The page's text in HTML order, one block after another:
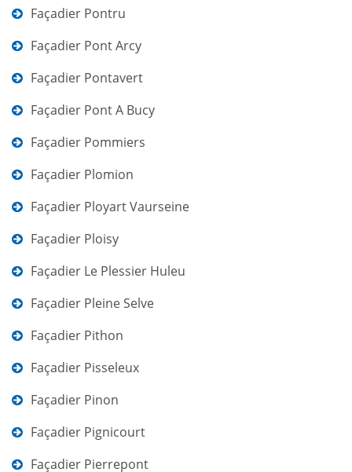
Façadier Pontru
Façadier Pont Arcy
Façadier Pontavert
Façadier Pont A Bucy
Façadier Pommiers
Façadier Plomion
Façadier Ployart Vaurseine
Façadier Ploisy
Façadier Le Plessier Huleu
Façadier Pleine Selve
Façadier Pithon
Façadier Pisseleux
Façadier Pinon
Façadier Pignicourt
Façadier Pierrepont